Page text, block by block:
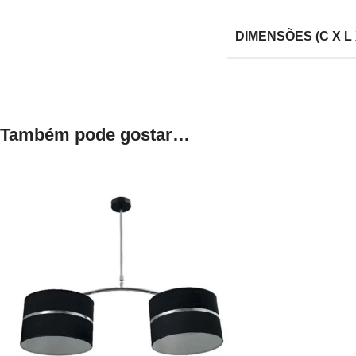
DIMENSÕES (C X L
Também pode gostar…